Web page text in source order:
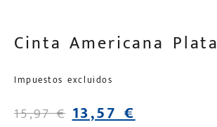
Cinta Americana Plata
Impuestos excluidos
15,97€ 13,57€